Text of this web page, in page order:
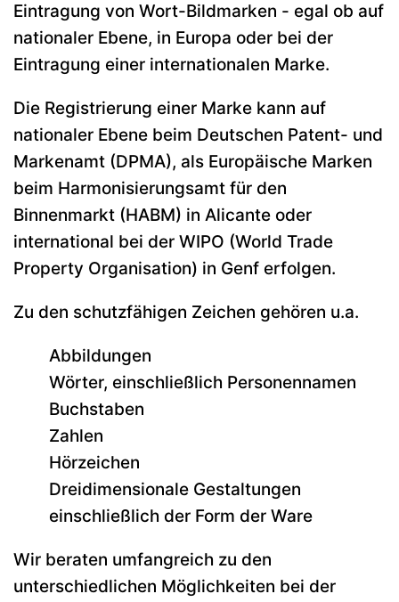
Eintragung von Wort-Bildmarken - egal ob auf
nationaler Ebene, in Europa oder bei der
Eintragung einer internationalen Marke.
Die Registrierung einer Marke kann auf
nationaler Ebene beim Deutschen Patent- und
Markenamt (DPMA), als Europäische Marken
beim Harmonisierungsamt für den
Binnenmarkt (HABM) in Alicante oder
international bei der WIPO (World Trade
Property Organisation) in Genf erfolgen.
Zu den schutzfähigen Zeichen gehören u.a.
Abbildungen
Wörter, einschließlich Personennamen
Buchstaben
Zahlen
Hörzeichen
Dreidimensionale Gestaltungen
einschließlich der Form der Ware
Wir beraten umfangreich zu den
unterschiedlichen Möglichkeiten bei der